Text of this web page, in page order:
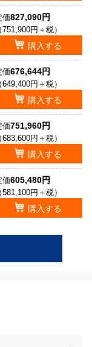
価827,090円
751,900円＋税）
購入する
価676,644円
649,400円＋税）
購入する
価751,960円
683,600円＋税）
購入する
価605,480円
581,100円＋税）
購入する